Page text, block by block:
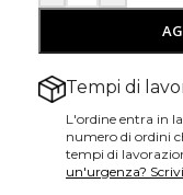
Tempi di
L'ordine entra in
numero di ordini
tempi di
un'urgenza?